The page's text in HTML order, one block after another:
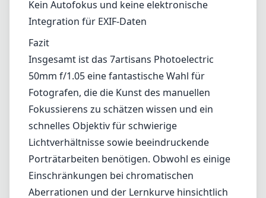
Porträtarbeiten benötigen. Obwohl es einige
Einschränkungen bei chromatischen
Aberrationen und der Lernkurve hinsichtlich
des manuellen Fokussierens gibt, machen die
Verarbeitungsqualität und die optische
Leistung des Objektivs es zu einer
lohnenswerten Ergänzung für jede Sammlung
von Enthusiasten mit Sony E-Mount. Wer
bereit ist, sich auf die manuelle Fokussierung
einzulassen, kann mit diesem Objektiv ein
wirklich zufriedenstellendes Fotografie-
Erlebnis haben.